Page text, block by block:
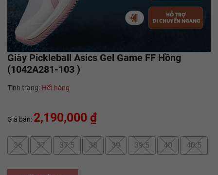
Giày Pickleball Asics Gel Game FF Hồng
(1042A281-103 )
Tình trạng: Hết hàng
Giá bán: 2,190,000 ₫
36 37 37.5 38 39 39.5 40 40.5